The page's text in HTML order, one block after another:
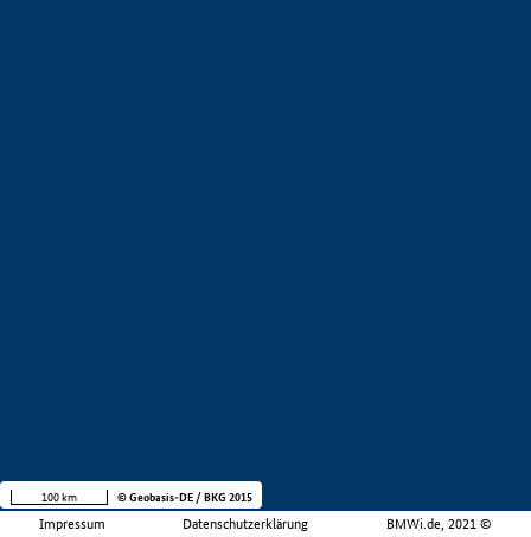
Impressum Datenschutzerklärung BMWi.de, 2021 ©
100 km © Geobasis-DE / BKG 2015